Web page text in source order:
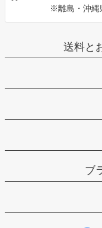
※離島・沖縄
送料と
ブ